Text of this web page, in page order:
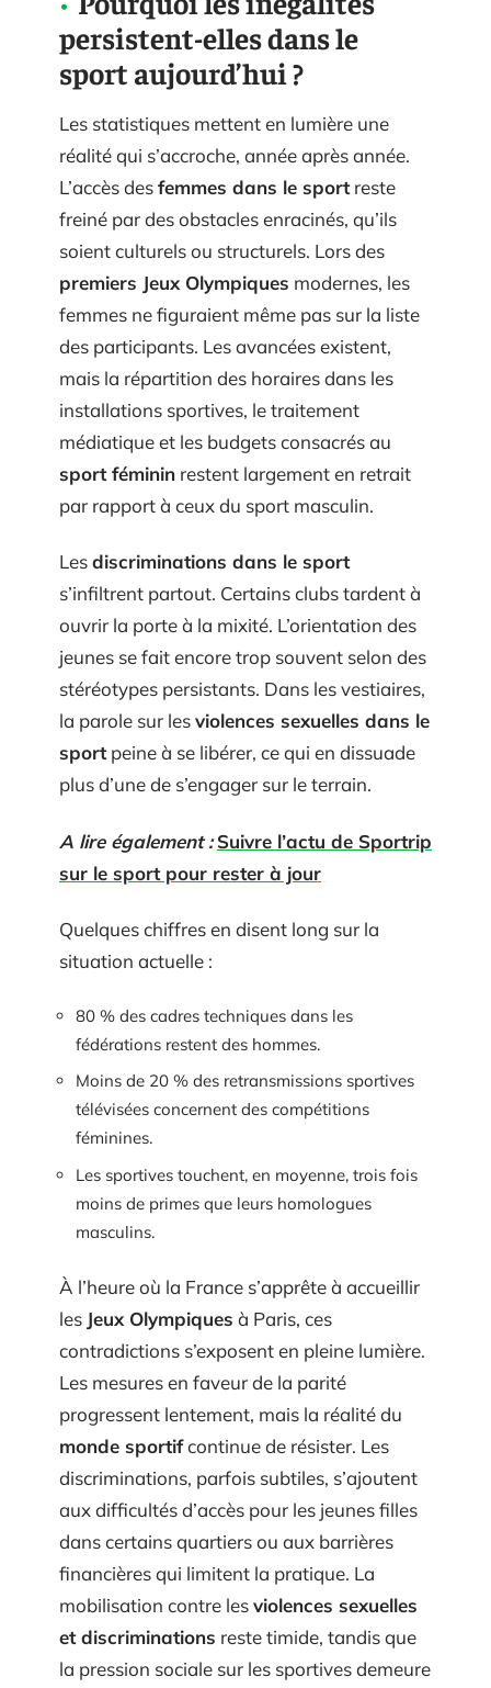
persistent-elles dans le
sport aujourd’hui ?
Les statistiques mettent en lumière une
réalité qui s’accroche, année après année.
L’accès desfemmes dans le sportreste
freiné par des obstacles enracinés, qu’ils
soient culturels ou structurels. Lors des
premiers Jeux Olympiques modernes, les
femmes ne figuraient même pas sur la liste
des participants. Les avancées existent,
mais la répartition des horaires dans les
installations sportives, le traitement
médiatique et les budgets consacrés au
sport féminin restent largement en retrait
par rapport à ceux du sport masculin.
Lesdiscriminations dans le sport
s’infiltrent partout. Certains clubs tardent à
ouvrir la porte à la mixité. L’orientation des
jeunes se fait encore trop souvent selon des
stéréotypes persistants. Dans les vestiaires,
la parole sur lesviolences sexuelles dans le
sportpeine à se libérer, ce qui en dissuade
plus d’une de s’engager sur le terrain.
A lire également : Suivre l’actu de Sportrip
sur le sport pour rester à jour
Quelques chiffres en disent long sur la
situation actuelle :
80 % des cadres techniques dans les
fédérations restent des hommes.
Moins de 20 % des retransmissions sportives
télévisées concernent des compétitions
féminines.
Les sportives touchent, en moyenne, trois fois
moins de primes que leurs homologues
masculins.
À l’heure où la France s’apprête à accueillir
les Jeux Olympiques à Paris, ces
contradictions s’exposent en pleine lumière.
Les mesures en faveur de la parité
progressent lentement, mais la réalité du
monde sportifcontinue de résister. Les
discriminations, parfois subtiles, s’ajoutent
aux difficultés d’accès pour les jeunes filles
dans certains quartiers ou aux barrières
financières qui limitent la pratique. La
mobilisation contre lesviolences sexuelles
et discriminations reste timide, tandis que
la pression sociale sur les sportives demeure